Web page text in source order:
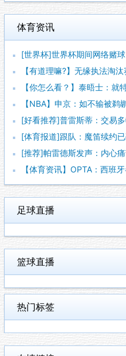
体育资讯
[世界杯]世界杯期间网络赌球
【有道理嘛?】无缘执法淘汰
【你怎么看？】泰晤士：就特
【NBA】申京：如不输被鹈
[好看推荐]普雷斯蒂：交易多
[体育报道]跟队：魔笛续约已
[推荐]帕雷德斯发声：内心痛苦
【体育资讯】OPTA：西班牙
足球直播
篮球直播
热门标签